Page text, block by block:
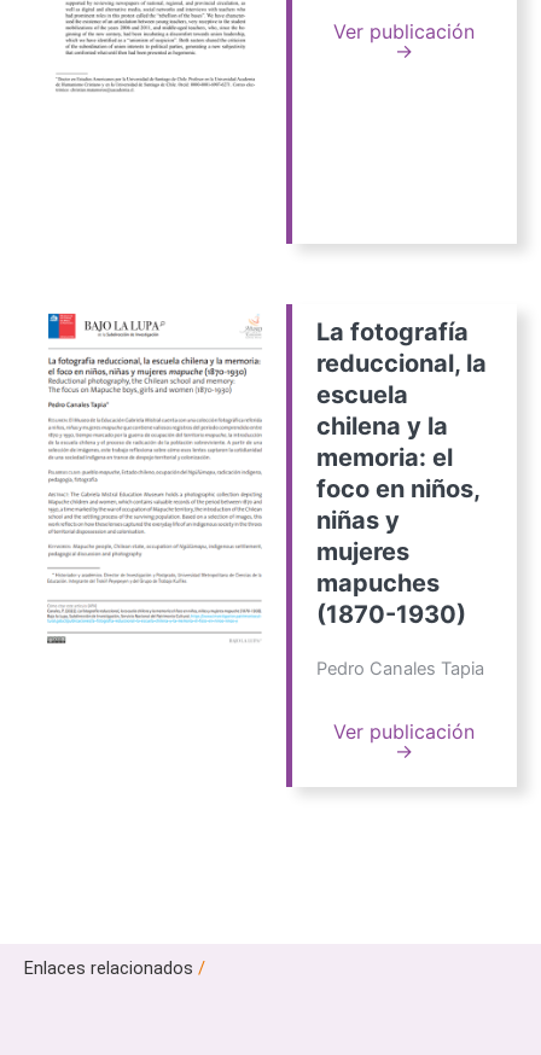
Ver publicación
→
La fotografía
reduccional, la
escuela
chilena y la
memoria: el
foco en niños,
niñas y
mujeres
mapuches
(1870-1930)
Pedro Canales Tapia
Ver publicación
→
Enlaces relacionados /